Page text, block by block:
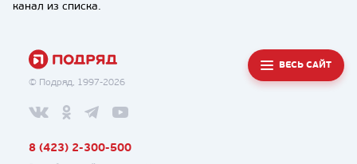
канал из списка.
© Подряд, 1997-2026
ВЕСЬ САЙТ
8 (423) 2-300-500